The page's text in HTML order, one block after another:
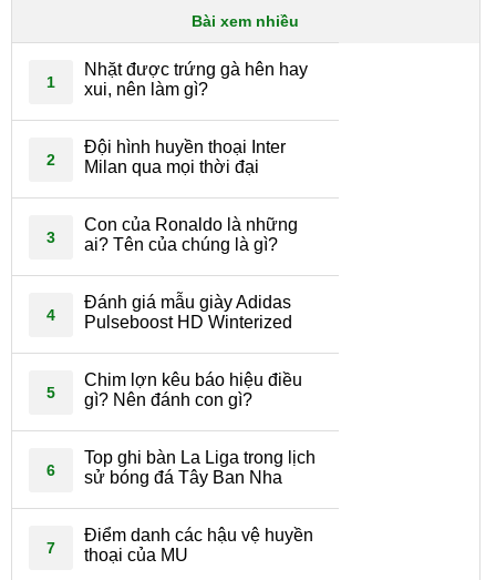
Bài xem nhiều
1
Nhặt được trứng gà hên hay
xui, nên làm gì?
2
Đội hình huyền thoại Inter
Milan qua mọi thời đại
3
Con của Ronaldo là những
ai? Tên của chúng là gì?
4
Đánh giá mẫu giày Adidas
Pulseboost HD Winterized
5
Chim lợn kêu báo hiệu điều
gì? Nên đánh con gì?
6
Top ghi bàn La Liga trong lịch
sử bóng đá Tây Ban Nha
7
Điểm danh các hậu vệ huyền
thoại của MU